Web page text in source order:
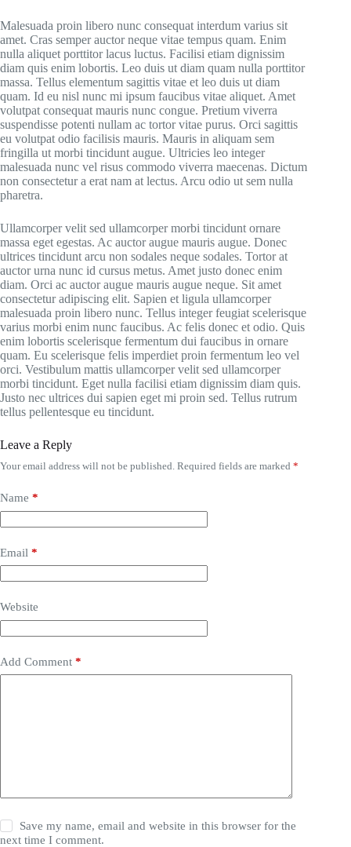
Malesuada proin libero nunc consequat interdum varius sit
amet. Cras semper auctor neque vitae tempus quam. Enim
nulla aliquet porttitor lacus luctus. Facilisi etiam dignissim
diam quis enim lobortis. Leo duis ut diam quam nulla porttitor
massa. Tellus elementum sagittis vitae et leo duis ut diam
quam. Id eu nisl nunc mi ipsum faucibus vitae aliquet. Amet
volutpat consequat mauris nunc congue. Pretium viverra
suspendisse potenti nullam ac tortor vitae purus. Orci sagittis
eu volutpat odio facilisis mauris. Mauris in aliquam sem
fringilla ut morbi tincidunt augue. Ultricies leo integer
malesuada nunc vel risus commodo viverra maecenas. Dictum
non consectetur a erat nam at lectus. Arcu odio ut sem nulla
pharetra.
Ullamcorper velit sed ullamcorper morbi tincidunt ornare
massa eget egestas. Ac auctor augue mauris augue. Donec
ultrices tincidunt arcu non sodales neque sodales. Tortor at
auctor urna nunc id cursus metus. Amet justo donec enim
diam. Orci ac auctor augue mauris augue neque. Sit amet
consectetur adipiscing elit. Sapien et ligula ullamcorper
malesuada proin libero nunc. Tellus integer feugiat scelerisque
varius morbi enim nunc faucibus. Ac felis donec et odio. Quis
enim lobortis scelerisque fermentum dui faucibus in ornare
quam. Eu scelerisque felis imperdiet proin fermentum leo vel
orci. Vestibulum mattis ullamcorper velit sed ullamcorper
morbi tincidunt. Eget nulla facilisi etiam dignissim diam quis.
Justo nec ultrices dui sapien eget mi proin sed. Tellus rutrum
tellus pellentesque eu tincidunt.
Leave a Reply
Your email address will not be published. Required fields are marked *
Name *
Email *
Website
Add Comment *
Save my name, email and website in this browser for the
next time I comment.